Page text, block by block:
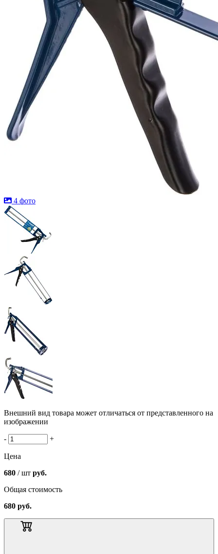
4 фото
Внешний вид товара может отличаться от представленного на
изображении
- +
Цена
680 / шт руб.
Общая стоимость
680 руб.